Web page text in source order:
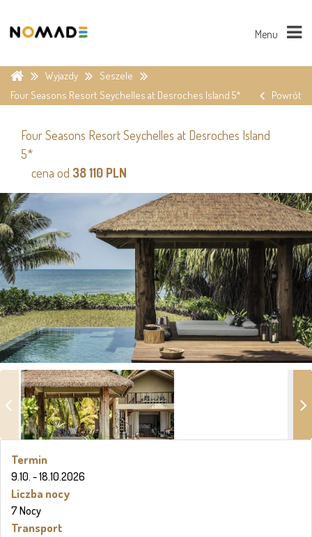
Menu
Wyjazdy
Seszele
Four Seasons Resort Seychelles at Desroches Island 5*
Powrót
Four Seasons Resort Seychelles at Desroches Island
5*
cena od 38 110 PLN
Termin
9.10. - 18.10.2026
Liczba nocy
7 Nocy
Transport